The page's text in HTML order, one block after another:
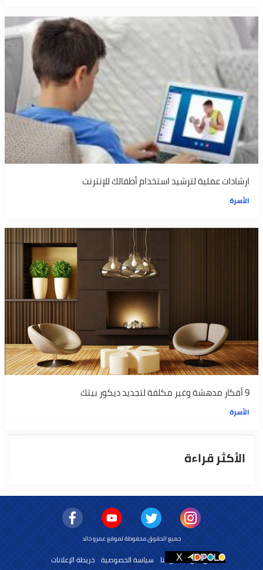
ارشادات عملية لترشيد استخدام أطفالك للإنترنت
الأسرة
9 أفكار مدهشة وغير مكلفة لتجديد ديكور بيتك
الأسرة
الأكثر قراءة
جميع الحقوق محفوظة لموقع عمرو خالد
من نحن اتصل بنا سياسة الخصوصية خريطة الإعلانات